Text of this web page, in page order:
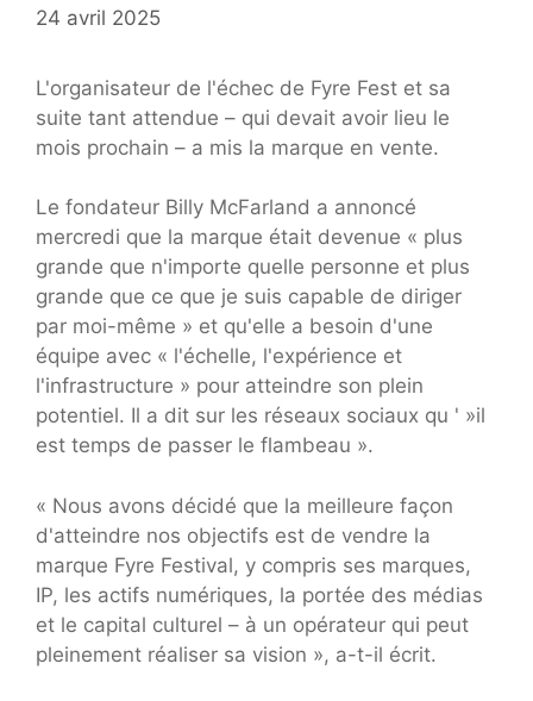
24 avril 2025
L'organisateur de l'échec de Fyre Fest et sa
suite tant attendue – qui devait avoir lieu le
mois prochain – a mis la marque en vente.
Le fondateur Billy McFarland a annoncé
mercredi que la marque était devenue « plus
grande que n'importe quelle personne et plus
grande que ce que je suis capable de diriger
par moi-même » et qu'elle a besoin d'une
équipe avec « l'échelle, l'expérience et
l'infrastructure » pour atteindre son plein
potentiel. Il a dit sur les réseaux sociaux qu ' »il
est temps de passer le flambeau ».
« Nous avons décidé que la meilleure façon
d'atteindre nos objectifs est de vendre la
marque Fyre Festival, y compris ses marques,
IP, les actifs numériques, la portée des médias
et le capital culturel – à un opérateur qui peut
pleinement réaliser sa vision », a-t-il écrit.